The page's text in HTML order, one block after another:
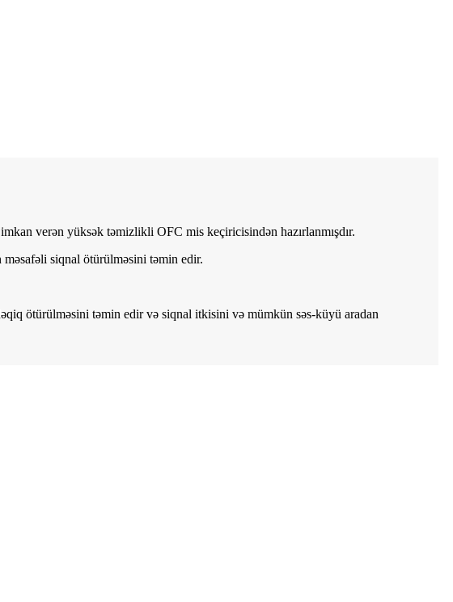
verən yüksək təmizlikli OFC mis keçiricisindən hazırlanmışdır.
məsafəli siqnal ötürülməsini təmin edir.
ötürülməsini təmin edir və siqnal itkisini və mümkün səs-küyü aradan